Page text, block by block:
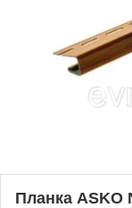
Планка ASKO